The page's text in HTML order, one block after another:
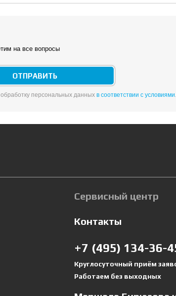
на все вопросы
персональных данных в соответствии с условиями.
Сервисный центр
Контакты
+7 (495) 134-36-
Круглосуточный приём
Работаем без выходных